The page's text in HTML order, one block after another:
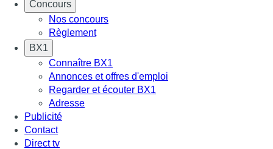
Concours
Nos concours
Règlement
BX1
Connaître BX1
Annonces et offres d'emploi
Regarder et écouter BX1
Adresse
Publicité
Contact
Direct tv